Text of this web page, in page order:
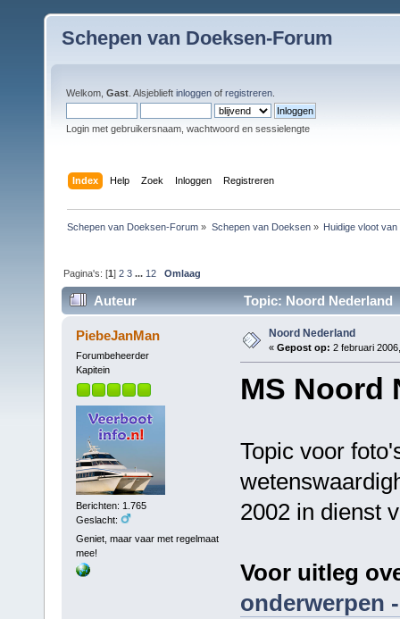
Schepen van Doeksen-Forum
Welkom, Gast . Alsjeblieft inloggen of registreren
Login met gebruikersnaam, wachtwoord en sessielengte
Index Help Zoek Inloggen Registreren
Schepen van Doeksen-Forum » Schepen van Doeksen» Huidige vloot
Pagina's: [1]2 3 ... 12 Omlaag
Auteur Topic: Noord Nederland
PiebeJanMan
Forumbeheerder
Kapitein
Berichten: 1.765
Geslacht:
Geniet, maar vaar met regelmaat
mee!
Noord Nederland
« Gepost op: 2 februari
MS Noord
Topic voor
2002 in dienst
Voor uitleg
onderwerpen